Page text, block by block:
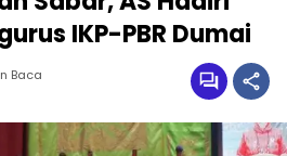
IKP-PBR Dumai
Baca